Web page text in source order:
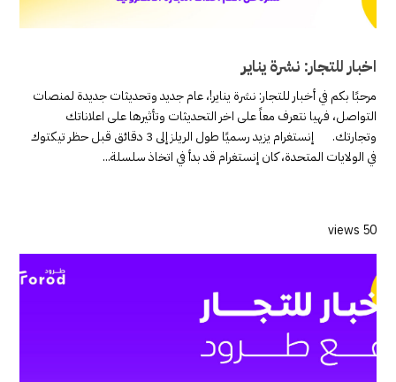
اخبار للتجار: نشرة يناير
مرحبًا بكم في أخبار للتجار: نشرة يناير!، عام جديد وتحديثات جديدة لمنصات
التواصل، فهيا نتعرف معاً على اخر التحديثات وتأثيرها على اعلاناتك
وتجارتك. إنستغرام يزيد رسميًا طول الريلز إلى 3 دقائق قبل حظر تيكتوك
في الولايات المتحدة، كان إنستغرام قد بدأ في اتخاذ سلسلة...
50 views